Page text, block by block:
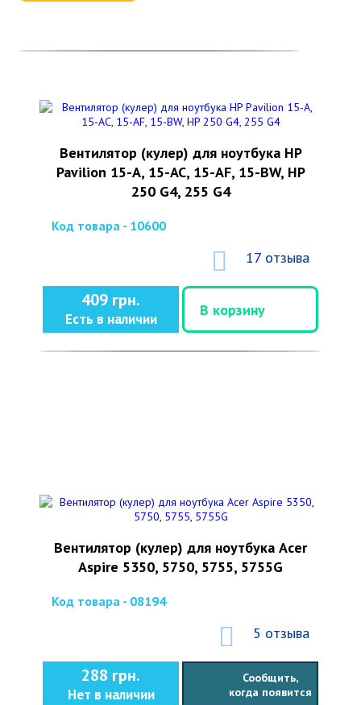
Вентилятор (кулер) для ноутбука HP
Pavilion 15-A, 15-AC, 15-AF, 15-BW, HP
250 G4, 255 G4
Код товара - 10600
17 отзыва
409 грн.
Есть в наличии
В корзину
Вентилятор (кулер) для ноутбука Acer
Aspire 5350, 5750, 5755, 5755G
Код товара - 08194
5 отзыва
288 грн.
Нет в наличии
Сообщить,
когда появится